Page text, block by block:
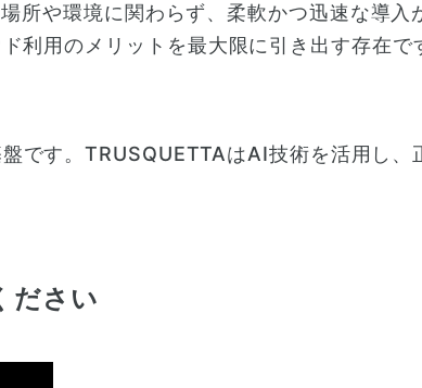
所や環境に関わらず、柔軟かつ迅速な導
利用のメリットを最大限に引き出す存在で
です。TRUSQUETTAはAI技術を活用し
ださい